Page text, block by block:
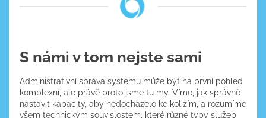
S námi v tom nejste sami
Administrativní správa systému může být na první pohled
komplexní, ale právě proto jsme tu my. Víme, jak správně
nastavit kapacity, aby nedocházelo ke kolizím, a rozumíme
všem technickým souvislostem, které různé typy služeb